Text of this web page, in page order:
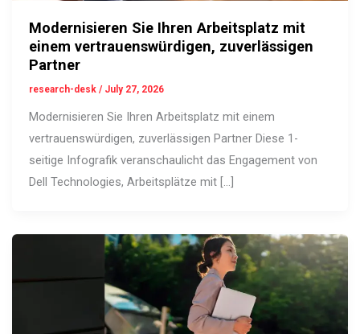
Modernisieren Sie Ihren Arbeitsplatz mit
einem vertrauenswürdigen, zuverlässigen
Partner
research-desk/ July 27, 2026
Modernisieren Sie Ihren Arbeitsplatz mit einem
vertrauenswürdigen, zuverlässigen Partner Diese 1-
seitige Infografik veranschaulicht das Engagement von
Dell Technologies, Arbeitsplätze mit […]